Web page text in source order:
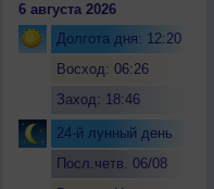
6 августа 2026
Долгота дня: 12:20
Восход: 06:26
Заход: 18:46
24-й лунный день
Посл.четв. 06/08